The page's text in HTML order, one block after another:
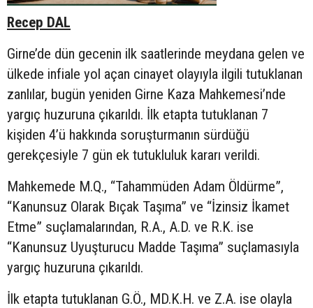
Recep DAL
Girne’de dün gecenin ilk saatlerinde meydana gelen ve
ülkede infiale yol açan cinayet olayıyla ilgili tutuklanan
zanlılar, bugün yeniden Girne Kaza Mahkemesi’nde
yargıç huzuruna çıkarıldı. İlk etapta tutuklanan 7
kişiden 4’ü hakkında soruşturmanın sürdüğü
gerekçesiyle 7 gün ek tutukluluk kararı verildi.
Mahkemede M.Q., “Tahammüden Adam Öldürme”,
“Kanunsuz Olarak Bıçak Taşıma” ve “İzinsiz İkamet
Etme” suçlamalarından, R.A., A.D. ve R.K. ise
“Kanunsuz Uyuşturucu Madde Taşıma” suçlamasıyla
yargıç huzuruna çıkarıldı.
İlk etapta tutuklanan G.Ö., MD.K.H. ve Z.A. ise olayla